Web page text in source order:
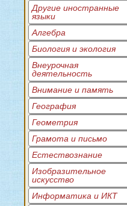
Другие иностранные
языки
Алгебра
Биология и экология
Внеурочная
деятельность
Внимание и память
География
Геометрия
Грамота и письмо
Естествознание
Изобразительное
искусство
Информатика и ИКТ